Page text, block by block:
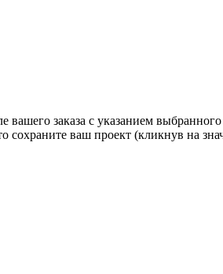
вашего заказа с указанием
сохраните ваш проект (кликнув на